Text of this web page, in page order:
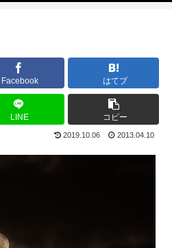
Facebook はてブ
LINE コピー
2019.10.06 2013.04.10